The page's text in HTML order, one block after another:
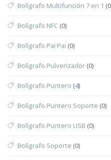
Bolígrafo Multifunción 7 en 1
Bolígrafo NFC(0)
Bolígrafo Pai Pai (0)
Bolígrafo Pulverizador(0)
Bolígrafo Puntero (4)
Bolígrafo Puntero Soporte (0)
Bolígrafo Puntero USB (0)
Bolígrafo Soporte (0)